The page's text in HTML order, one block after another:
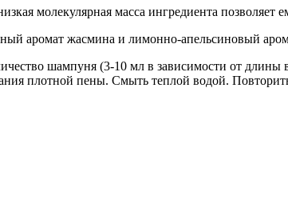
молекулярная масса ингредиента
аромат жасмина и лимонно-апельсиновый
шампуня (3-10 мл в зависимости от
плотной пены. Смыть теплой водой.